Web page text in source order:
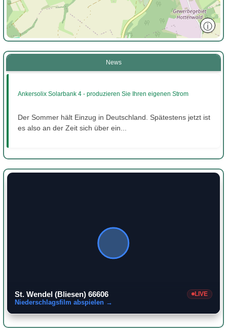
ⓘ
News
Ankersolix Solarbank 4 - produzieren Sie Ihren eigenen Strom
Der Sommer hält Einzug in Deutschland. Spätestens jetzt ist
es also an der Zeit sich über ein...
St. Wendel (Bliesen) 66606 LIVE
Niederschlagsfilm abspielen →